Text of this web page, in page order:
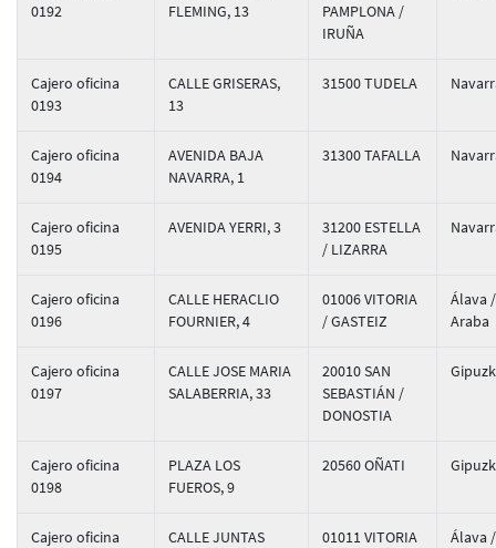
0192
FLEMING, 13
PAMPLONA /
IRUÑA
Cajero oficina
0193
CALLE GRISERAS,
13
31500 TUDELA
Cajero oficina
0194
AVENIDA BAJA
NAVARRA, 1
31300 TAFALLA
Cajero oficina
0195
AVENIDA YERRI, 3
31200 ESTELLA
/ LIZARRA
Cajero oficina
0196
CALLE HERACLIO
FOURNIER, 4
01006 VITORIA
/ GASTEIZ
Álava /
Araba
Cajero oficina
0197
CALLE JOSE MARIA
SALABERRIA, 33
20010 SAN
SEBASTIÁN /
DONOSTIA
Cajero oficina
0198
PLAZA LOS
FUEROS, 9
20560 OÑATI
Cajero oficina
CALLE JUNTAS
01011 VITORIA
Álava /